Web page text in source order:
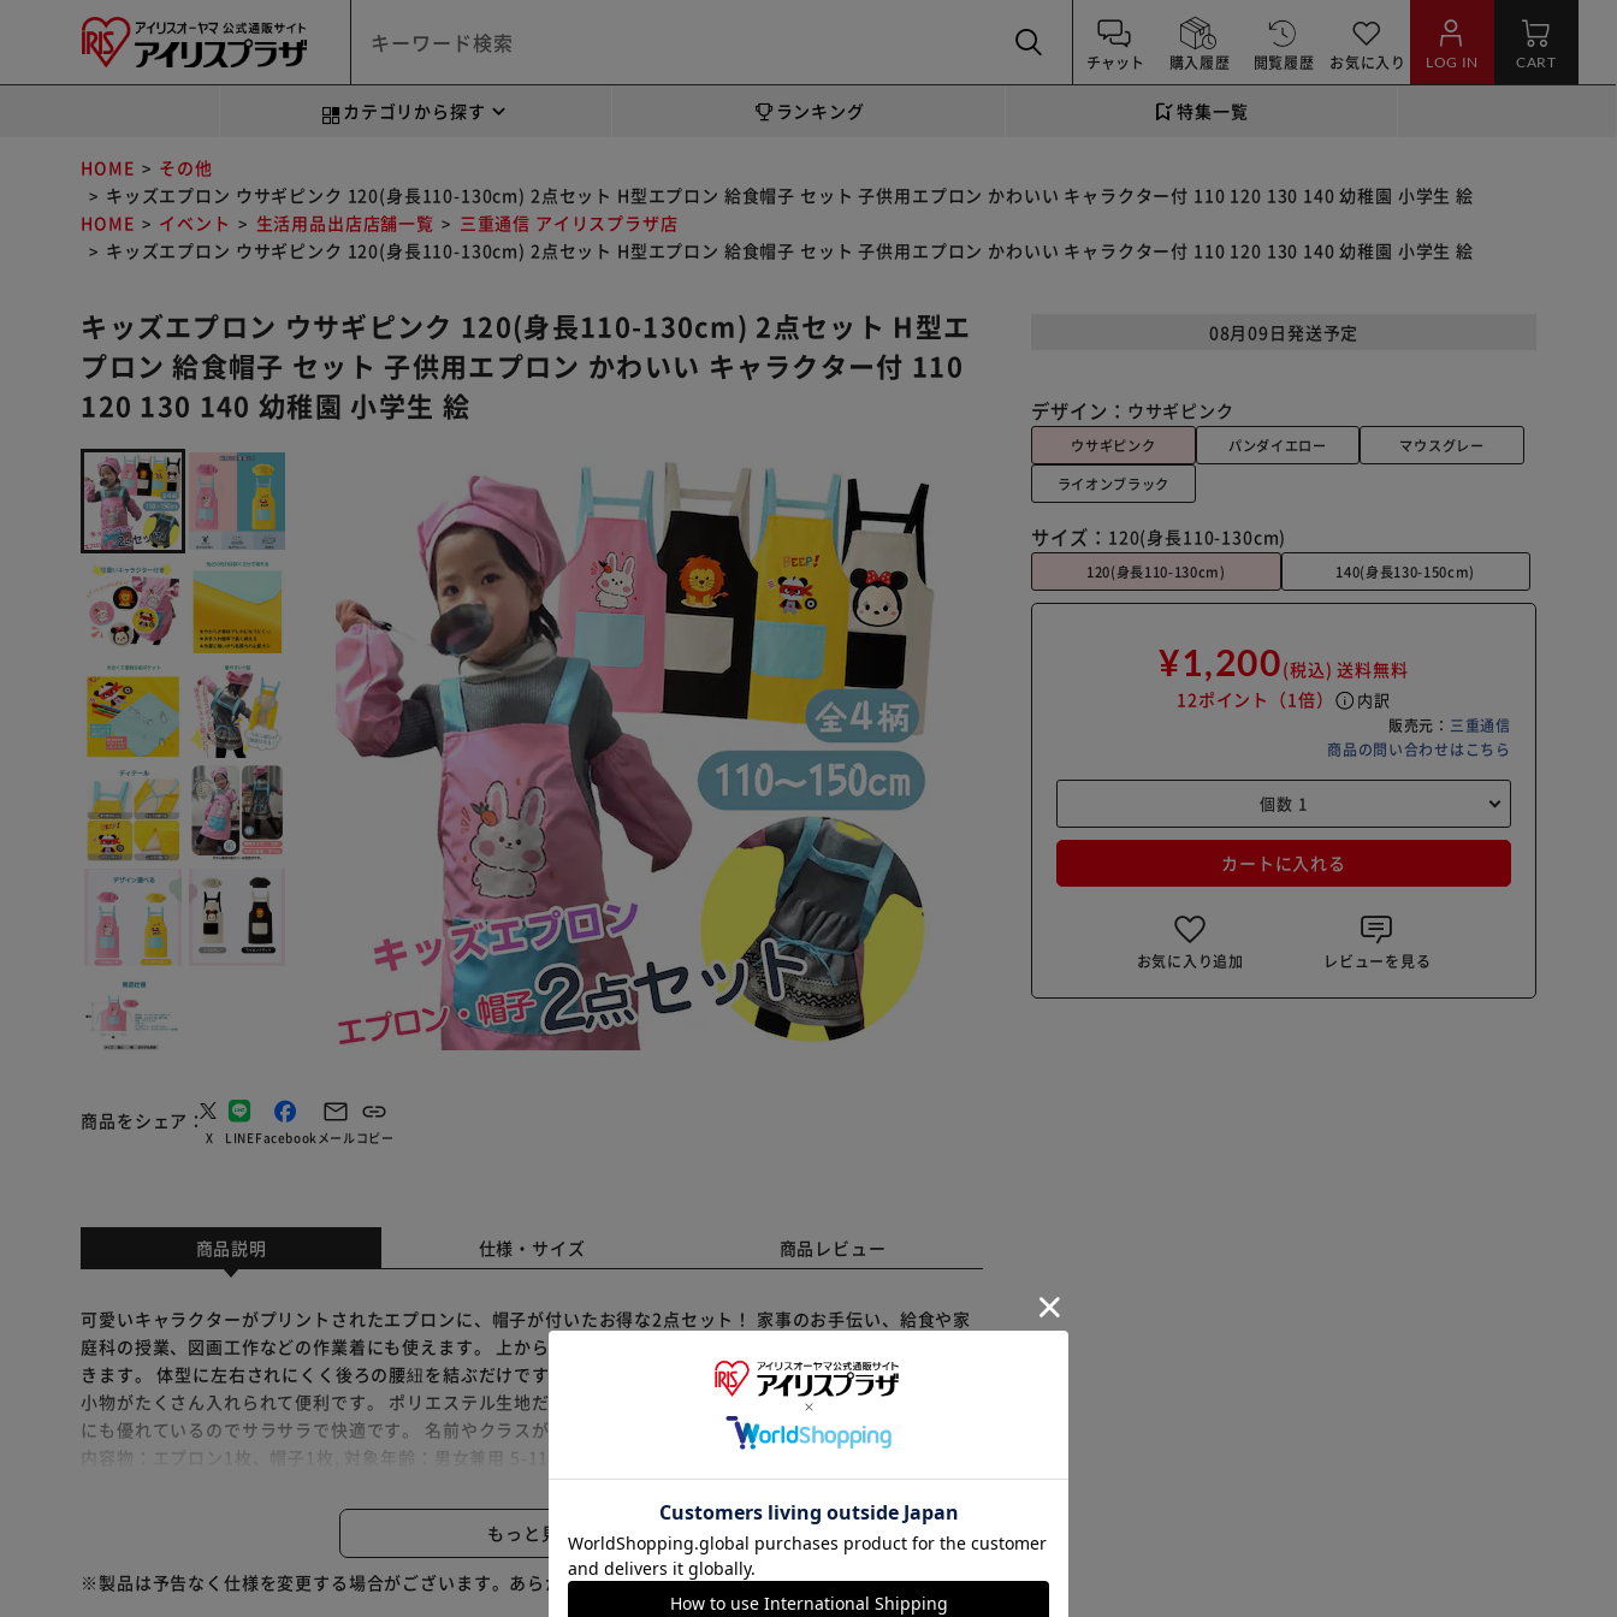
チャット 購入履歴 閲覧履歴 お気に入り LOG IN CART
カテゴリから探す ランキング 特集一覧
HOME
その他
キッズエプロン ウサギピンク 120(身長110-130cm) 2点セット H型エプロン 給食帽子 セット 子供用エプロン かわいい キャラクター付 110 120 130 140 幼稚園 小学生 絵
HOME
イベント 生活用品出店店舗一覧
三重通信 アイリスプラザ店
キッズエプロン ウサギピンク 120(身長110-130cm) 2点セット H型エプロン 給食帽子 セット 子供用エプロン かわいい キャラクター付 110 120 130 140 幼稚園 小学生 絵
キッズエプロン ウサギピンク 120(身長110-130cm) 2点セット H型エ
プロン 給食帽子 セット 子供用エプロン かわいい キャラクター付 110
120 130 140 幼稚園 小学生 絵
商品をシェア
X LINEFacebookメールコピー
08月09日発送予定
デザイン： ウサギピンク
ウサギピンク パンダイエロー
マウスグレー
ライオンブラック
サイズ： 120(身長110-130cm)
120(身長110-130cm) 140(身長130-150cm)
¥1,200(税込) 送料無料
12ポイント （1倍） info 内訳
販売元： 三重通信
商品の問い合わせはこちら
カートに入れる
お気に入り追加 レビューを見る
商品説明 仕様・サイズ 商品レビュー
可愛いキャラクターがプリントされたエプロンに、帽子が付いたお得な2点セット！ 家事のお手伝い、給食や家
庭科の授業、図画工作などの作業着にも使えます。 上からスポッと被るH型デザインだからお子様自身で着脱で
きます。 体型に左右されにくく後ろの腰紐を結ぶだけですので簡単です。 大きな前ポケットに布巾やペンなどの
小物がたくさん入れられて便利です。 ポリエステル生地だから油や水汚れ・洗濯に強く、長く使えます。 通気性
にも優れているのでサラサラで快適です。 名前やクラスが書けるタグ付き。 商品名：エプロンと帽子のセット,
内容物：エプロン1枚、帽子1枚, 対象年齢：男女兼用 5-11歳, 生地：ポリエステル, サイズ（身長目安）：
120（110cm,120cm,130cm）、140（130cm,140cm,150cm）（全2種）, 柄：ウサギピンク、パンダイエロ
ー、マウスグレー、ライオンブラック（全4種）, ※お腕カバーをご希望の方は+220円でまとめ購入可能。 ※お
客様のモニター環境によっては、実際の色と多少異なる場合がございます。 ※サイズ測定は手作業で行っていま
もっと見る
※製品は予告なく仕様を変更する場合がございます。あらかじめご了承ください。
※ご確認ください